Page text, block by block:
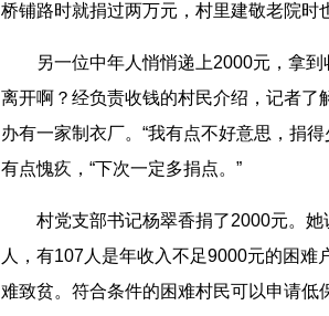
桥铺路时就捐过两万元，村里建敬老院时
另一位中年人悄悄递上2000元，拿到
离开啊？经负责收钱的村民介绍，记者
办有一家制衣厂。“我有点不好意思，捐
有点愧疚，“下次一定多捐点。”
村党支部书记杨翠香捐了2000元。她
人，有107人是年收入不足9000元的困
难致贫。符合条件的困难村民可以申请